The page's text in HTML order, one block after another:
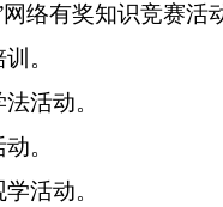
络有奖知识竞赛活
。
活动。
。
活动。